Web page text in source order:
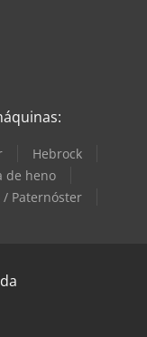
Hebrock
de heno
Paternóster